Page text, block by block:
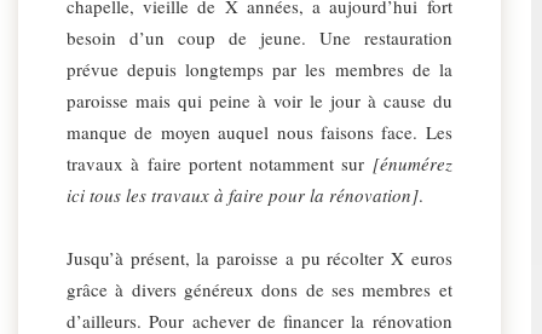
chapelle, vieille de X années, a aujourd’hui fort
besoin d’un coup de jeune. Une restauration
prévue depuis longtemps par les membres de la
paroisse mais qui peine à voir le jour à cause du
manque de moyen auquel nous faisons face. Les
travaux à faire portent notamment sur [énumérez
ici tous les travaux à faire pour la rénovation].
Jusqu’à présent, la paroisse a pu récolter X euros
grâce à divers généreux dons de ses membres et
d’ailleurs. Pour achever de financer la rénovation